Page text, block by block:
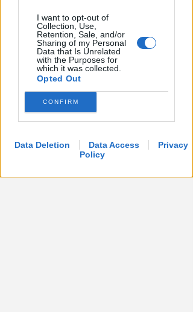
I want to opt-out of
Collection, Use,
Retention, Sale, and/or
Sharing of my Personal
Data that Is Unrelated
with the Purposes for
which it was collected.
Opted Out
CONFIRM
Data Deletion Data Access
Privacy
Policy